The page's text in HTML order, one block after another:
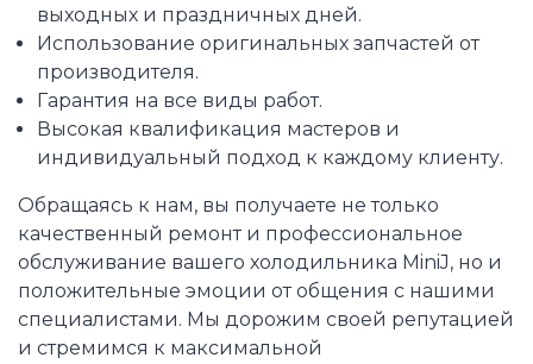
выходных и праздничных дней.
Использование оригинальных запчастей от
производителя.
Гарантия на все виды работ.
Высокая квалификация мастеров и
индивидуальный подход к каждому клиенту.
Обращаясь к нам, вы получаете не только
качественный ремонт и профессиональное
обслуживание вашего холодильника MiniJ, но и
положительные эмоции от общения с нашими
специалистами. Мы дорожим своей репутацией
и стремимся к максимальной